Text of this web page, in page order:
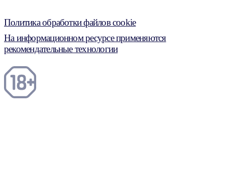
Политика обработки файлов cookie
На информационном ресурсе применяются
рекомендательные технологии